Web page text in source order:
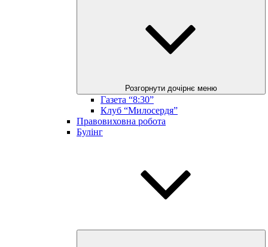
Розгорнути дочірнє меню
Газета “8:30”
Клуб “Милосердя”
Правовиховна робота
Булінг